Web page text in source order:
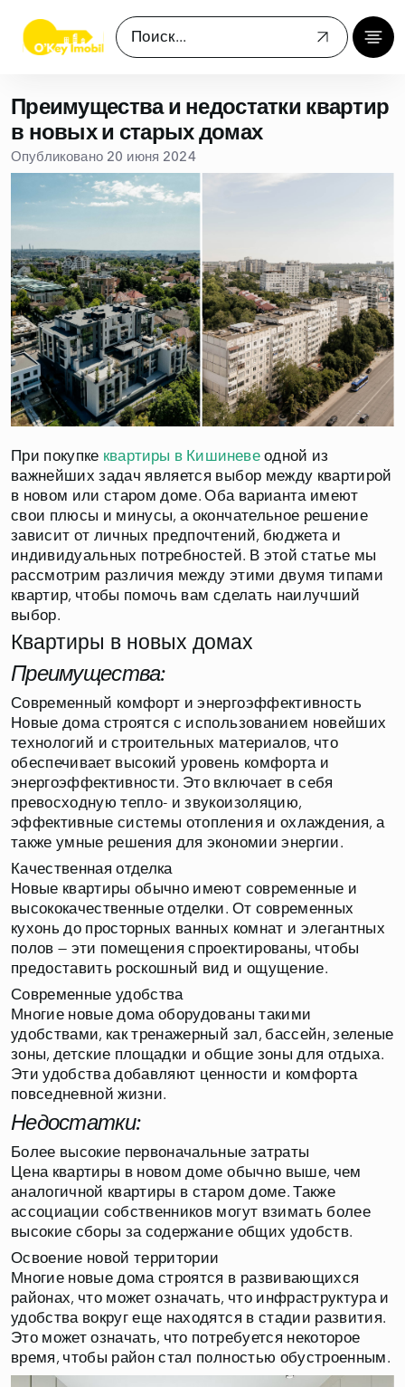
Преимущества и недостатки квартир
в новых и старых домах
Опубликовано 20 июня 2024
При покупке квартиры в Кишиневеодной из
важнейших задач является выбор между квартирой
в новом или старом доме. Оба варианта имеют
свои плюсы и минусы, а окончательное решение
зависит от личных предпочтений, бюджета и
индивидуальных потребностей. В этой статье мы
рассмотрим различия между этими двумя типами
квартир, чтобы помочь вам сделать наилучший
выбор.
Квартиры в новых домах
Преимущества:
Современный комфорт и энергоэффективность
Новые дома строятся с использованием новейших
технологий и строительных материалов, что
обеспечивает высокий уровень комфорта и
энергоэффективности. Это включает в себя
превосходную тепло- и звукоизоляцию,
эффективные системы отопления и охлаждения, а
также умные решения для экономии энергии.
Качественная отделка
Новые квартиры обычно имеют современные и
высококачественные отделки. От современных
кухонь до просторных ванных комнат и элегантных
полов — эти помещения спроектированы, чтобы
предоставить роскошный вид и ощущение.
Современные удобства
Многие новые дома оборудованы такими
удобствами, как тренажерный зал, бассейн, зеленые
зоны, детские площадки и общие зоны для отдыха.
Эти удобства добавляют ценности и комфорта
повседневной жизни.
Недостатки:
Более высокие первоначальные затраты
Цена квартиры в новом доме обычно выше, чем
аналогичной квартиры в старом доме. Также
ассоциации собственников могут взимать более
высокие сборы за содержание общих удобств.
Освоение новой территории
Многие новые дома строятся в развивающихся
районах, что может означать, что инфраструктура и
удобства вокруг еще находятся в стадии развития.
Это может означать, что потребуется некоторое
время, чтобы район стал полностью обустроенным.